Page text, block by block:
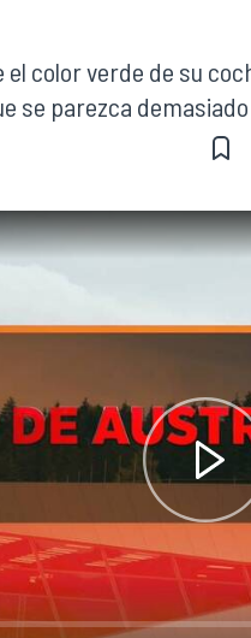
color verde de su
se parezca